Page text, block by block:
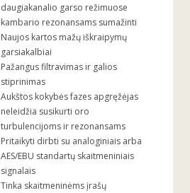
daugiakanalio garso režimuose
kambario rezonansams sumažinti
Naujos kartos mažų iškraipymų
garsiakalbiai
Pažangus filtravimas ir galios
stiprinimas
Aukštos kokybės fazes apgręžėjas
neleidžia susikurti oro
turbulencijoms ir rezonansams
Pritaikyti dirbti su analoginiais arba
AES/EBU standartų skaitmeniniais
signalais
Tinka skaitmeninėms įrašų